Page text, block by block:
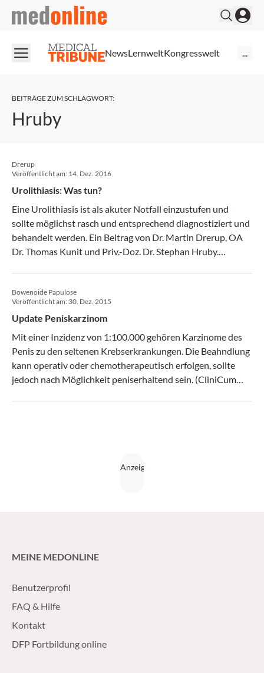
medonline
NewsLernweltKongresswelt
BEITRÄGE ZUM SCHLAGWORT:
Hruby
Drerup
Veröffentlicht am: 14. Dez. 2016
Urolithiasis: Was tun?
Eine Urolithiasis ist als akuter Notfall einzustufen und
sollte möglichst rasch und entsprechend diagnostiziert und
behandelt werden. Ein Beitrag von Dr. Martin Drerup, OA
Dr. Thomas Kunit und Priv.-Doz. Dr. Stephan Hruby.
Bowenoide Papulose
Veröffentlicht am: 30. Dez. 2015
Update Peniskarzinom
Mit einer Inzidenz von 1:100.000 gehören Karzinome des
Penis zu den seltenen Krebserkrankungen. Die Beahndlung
kann operativ oder chemotherapeutisch erfolgen, sollte
jedoch nach Möglichkeit peniserhaltend sein. (CliniCum
MEINE MEDONLINE
Benutzerprofil
FAQ & Hilfe
Kontakt
DFP Fortbildung online